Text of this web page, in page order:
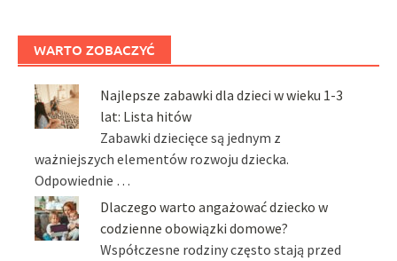
WARTO ZOBACZYĆ
Najlepsze zabawki dla dzieci w wieku 1-3
lat: Lista hitów
Zabawki dziecięce są jednym z
ważniejszych elementów rozwoju dziecka.
Odpowiednie …
Dlaczego warto angażować dziecko w
codzienne obowiązki domowe?
Współczesne rodziny często stają przed